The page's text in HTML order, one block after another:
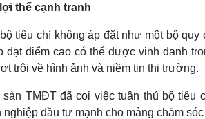
thế cạnh tranh
tiêu chí không áp đặt như một bộ
đạt điểm cao có thể được vinh danh
trội về hình ảnh và niềm tin thị trường.
TMĐT đã coi việc tuân thủ bộ
đầu tư mạnh cho mảng chăm